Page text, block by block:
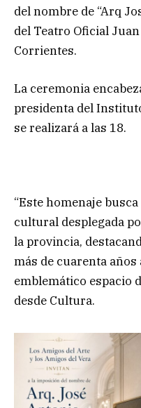
del nombre de “Arq
del Teatro Oficial
Corrientes.
La ceremonia
presidenta del
se realizará a las 18.
“Este homenaje
cultural desplegada
la provincia,
más de cuarenta
emblemático espacio
desde Cultura.